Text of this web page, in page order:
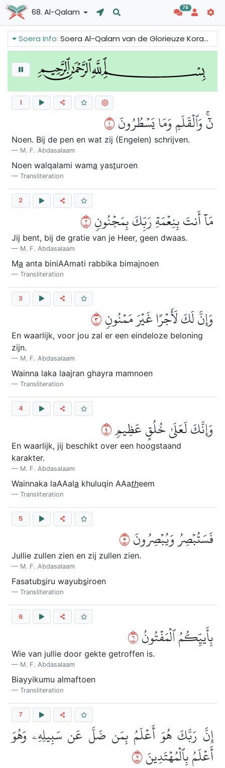
68. Al-Qalam 78
Soera Info:Soera Al-Qalam van de Glorieuze Koran spoort mensen aan om liefdadig te zijn en de armen en behoeftigen te helpen. We kunnen lezen over de mensen van een tuin die de armen de liefdadigheid wilden ontzeggen en uiteindelijk leden aan de gevolgen van het verlies van alles.
1
نٓۚ وَٱلۡقَلَمِ وَمَا يَسۡطُرُونَ١
Noen. Bij de pen en wat zij (Engelen) schrijven.
M. F. Abdasalaam
Noen walqalami wama yasturoen
Transliteration
2
مَآ أَنتَ بِنِعۡمَةِ رَبِّكَ بِمَجۡنُونٖ٢
Jij bent, bij de gratie van je Heer, geen dwaas.
M. F. Abdasalaam
Ma anta biniAAmati rabbika bimajnoen
Transliteration
3
وَإِنَّ لَكَ لَأَجۡرًا غَيۡرَ مَمۡنُونٖ٣
En waarlijk, voor jou zal er een eindeloze beloning
zijn.
M. F. Abdasalaam
Wainna laka laajran ghayra mamnoen
Transliteration
4
وَإِنَّكَ لَعَلَىٰ خُلُقٍ عَظِيمٖ٤
En waarlijk, jij beschikt over een hoogstaand
karakter.
M. F. Abdasalaam
Wainnaka laAAala khuluqin AAatheem
Transliteration
5
فَسَتُبۡصِرُ وَيُبۡصِرُونَ٥
Jullie zullen zien en zij zullen zien.
M. F. Abdasalaam
Fasatubsiru wayubsiroen
Transliteration
6
بِأَييِّكُمُ ٱلۡمَفۡتُونُ٦
Wie van jullie door gekte getroffen is.
M. F. Abdasalaam
Biayyikumu almaftoen
Transliteration
7
إِنَّ رَبَّكَ هُوَ أَعۡلَمُ بِمَن ضَلَّ عَن سَبِيلِهِۦ وَهُوَ
أَعۡلَمُ بِٱلۡمُهۡتَدِينَ٧